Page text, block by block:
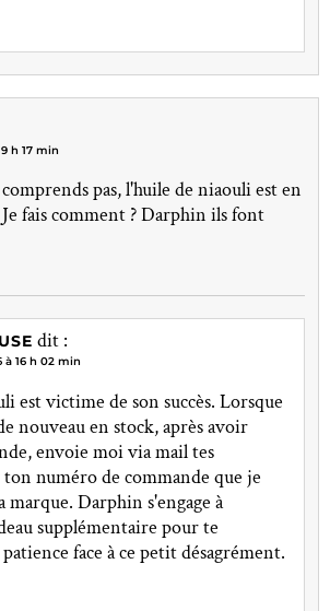
h 17 min
pas, l'huile de niaouli est en
fais comment ? Darphin ils font
dit :
à 16 h 02 min
est victime de son succès. Lorsque
nouveau en stock, après avoir
envoie moi via mail tes
numéro de commande que je
marque. Darphin s'engage à
supplémentaire pour te
face à ce petit désagrément.